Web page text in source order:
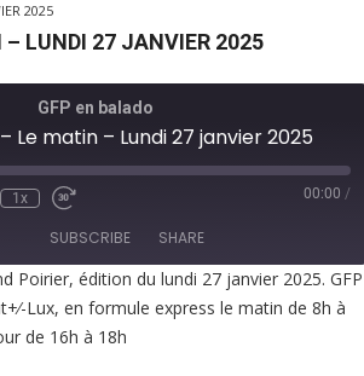
2025
– LUNDI 27 JANVIER 2025
GFP en balado
Le matin – Lundi 27 janvier 2025
1x 00:00 /
SUBSCRIBE SHARE
Poirier, édition du lundi 27 janvier 2025. GFP
Lux, en formule express le matin de 8h à
de 16h à 18h